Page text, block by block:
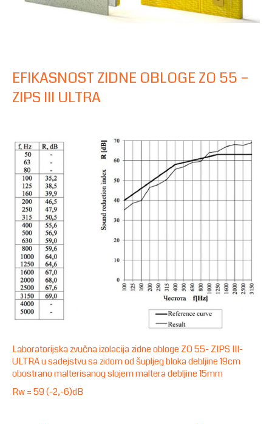
EFIKASNOST ZIDNE OBLOGE ZO 55 –
ZIPS III ULTRA
Laboratorijska zvučna izolacija zidne obloge ZO 55- ZIPS III-
ULTRA u sadejstvu sa zidom od šupljeg bloka debljine 19cm
obostrano malterisanog slojem maltera debljine 15mm
Rw = 59 (-2,-6)dB